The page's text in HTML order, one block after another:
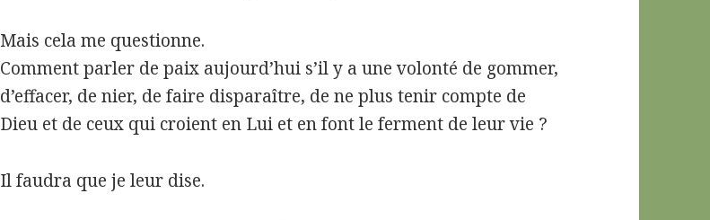
Mais cela me questionne.
Comment parler de paix aujourd’hui s’il y a une volonté de gommer,
d’effacer, de nier, de faire disparaître, de ne plus tenir compte de
Dieu et de ceux qui croient en Lui et en font le ferment de leur vie ?
Il faudra que je leur dise.